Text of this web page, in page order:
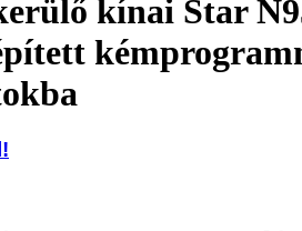
kínai Star